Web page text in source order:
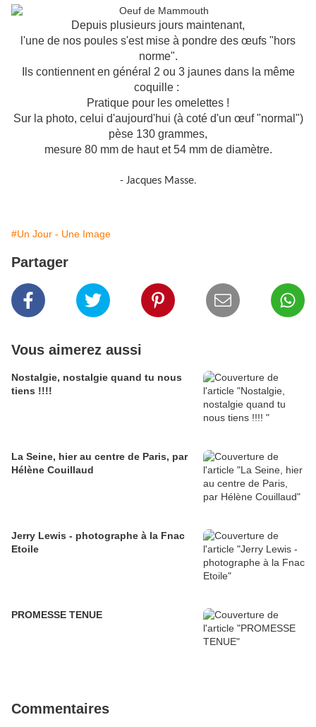
Depuis plusieurs jours maintenant,
l'une de nos poules s'est mise à pondre des œufs "hors
norme".
Ils contiennent en général 2 ou 3 jaunes dans la même
coquille :
Pratique pour les omelettes !
Sur la photo, celui d'aujourd'hui (à coté d'un œuf "normal")
pèse 130 grammes,
mesure 80 mm de haut et 54 mm de diamètre.
- Jacques Masse.
#Un Jour - Une Image
Partager
Vous aimerez aussi
Nostalgie, nostalgie quand tu nous
tiens !!!!
La Seine, hier au centre de Paris, par
Hélène Couillaud
Jerry Lewis - photographe à la Fnac
Etoile
PROMESSE TENUE
Commentaires